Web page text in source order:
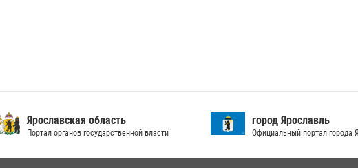
Ярославская область
Портал органов государственной власти
город Ярославль
Официальный портал города